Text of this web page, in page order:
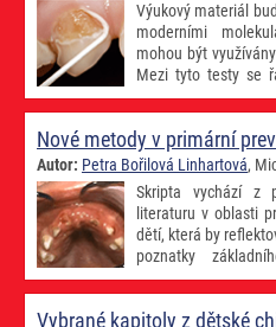
Výukový materiál
moderními
mohou být
Mezi tyto testy se
vzniku zubního
většiny metod je amplifikace
(nejčastěji), a tedy detekce a
prakticky vyzkouší odběr vzorku
následně bude externě
vzorků, v nichž budou stanoveny
cvičení bude studentům
závěrečných zpráv s
interpretovat. Klinický obraz a
studenti doporučení pro konkrétního
Nové metody v primární
Autor: Petra Bořilová Linhartová,
Skripta vychází z
literaturu v oblasti
dětí, která by
poznatky
výzkumu v oblasti
kazu. Vzhledem k intenzivní
podložené řadou českých i
Vybrané kapitoly z dětské